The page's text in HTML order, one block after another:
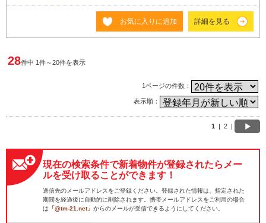
お気に入りに追加 詳細を見る
28件中 1件～20件を表示
1ページの件数：
表示順：
1 | 2 |
現在の検索条件で新着物件が登録されたらメー
ルを受け取ることができます！
送信先のメールアドレスをご登録ください。登録された情報は、指定された
期間を経過後に自動的に削除されます。携帯メールアドレスをご利用の場合
は 「@tm-21.net」 からのメールが受信できるようにしてください。